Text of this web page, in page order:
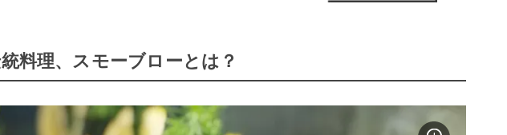
料理、スモーブローとは？